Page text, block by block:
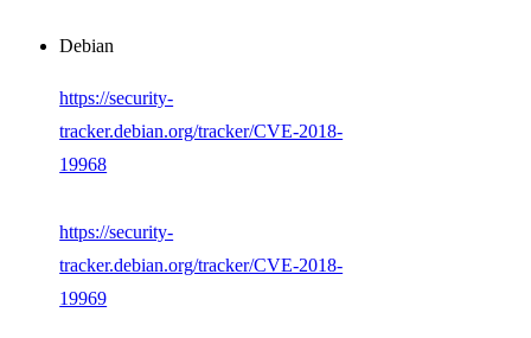
Debian
https://security-
tracker.debian.org/tracker/CVE-2018-
19968
https://security-
tracker.debian.org/tracker/CVE-2018-
19969